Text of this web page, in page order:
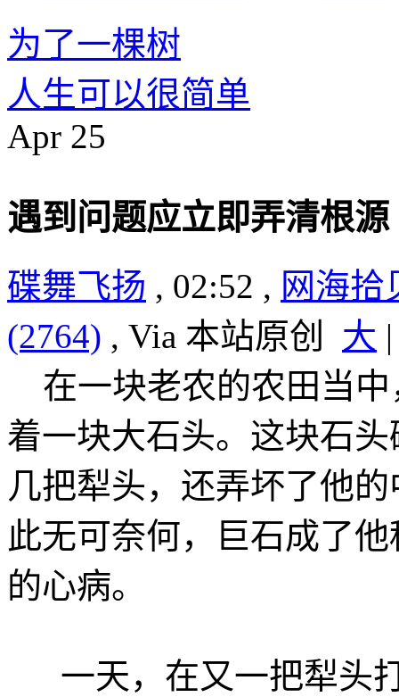
为了一棵树
人生可以很简单
Apr 25
遇到问题应立即弄清根源
碟舞飞扬 , 02:52 , 网海拾
(2764) , Via 本站原创 大
在一块老农的农田当中
着一块大石头。这块石
几把犁头，还弄坏了他
此无可奈何，巨石成了
的心病。
一天，在又一把犁头